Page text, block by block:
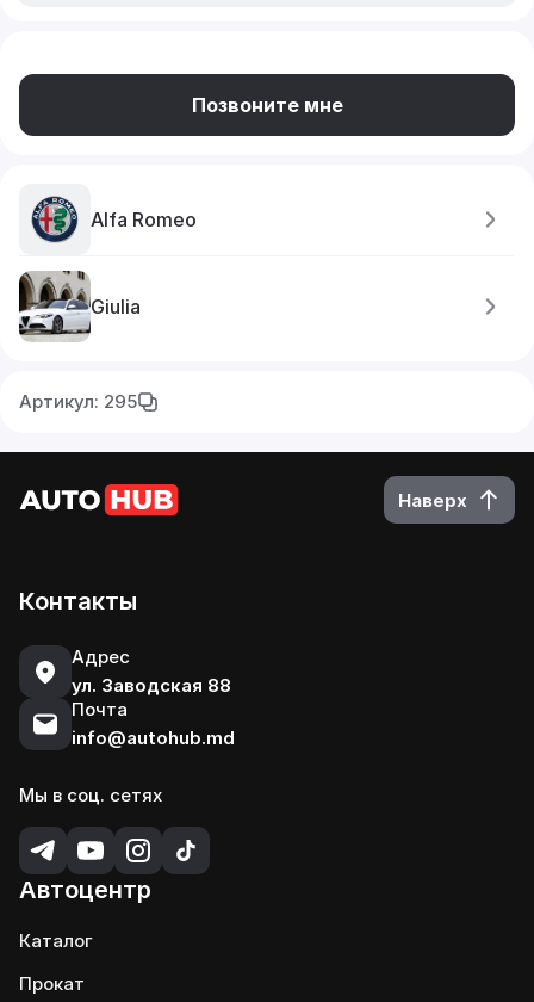
Позвоните мне
Alfa Romeo
Giulia
Артикул: 295
Наверх
Контакты
Адрес
ул. Заводская 88
Почта
info@autohub.md
Мы в соц. сетях
Автоцентр
Каталог
Прокат